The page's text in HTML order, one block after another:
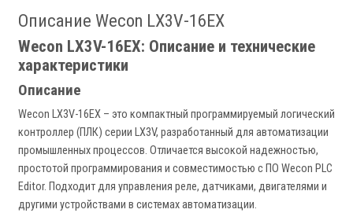
Описание Wecon LX3V-16EX
Wecon LX3V-16EX: Описание и технические
характеристики
Описание
Wecon LX3V-16EX – это компактный программируемый логический
контроллер (ПЛК) серии LX3V, разработанный для автоматизации
промышленных процессов. Отличается высокой надежностью,
простотой программирования и совместимостью с ПО Wecon PLC
Editor. Подходит для управления реле, датчиками, двигателями и
другими устройствами в системах автоматизации.